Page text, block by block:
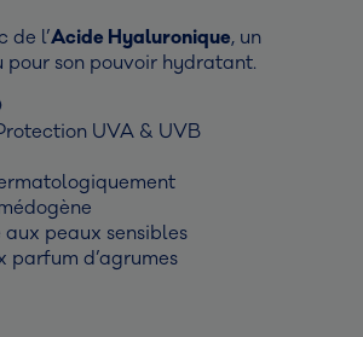
de l’Acide Hyaluronique, un
son pouvoir hydratant.
UVA & UVB
peaux sensibles
parfum d’agrumes